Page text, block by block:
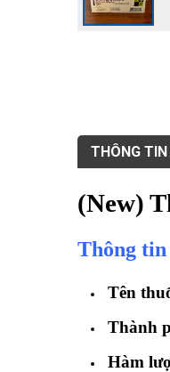
THÔNG
(New)
Thông
Tên
Thành
Hàm